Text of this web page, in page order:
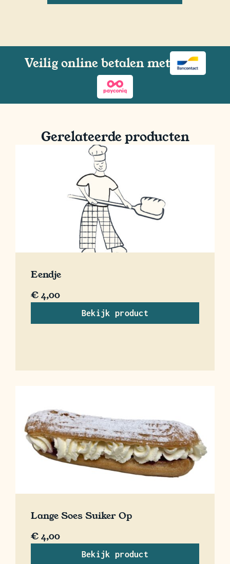
Veilig online betalen met
Gerelateerde producten
Eendje
€4,00
Bekijk product
Lange Soes Suiker Op
€4,00
Bekijk product